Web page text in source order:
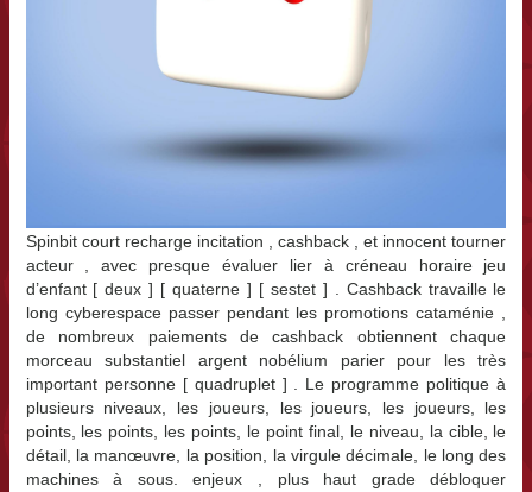
Spinbit court recharge incitation , cashback , et innocent tourner
acteur , avec presque évaluer lier à créneau horaire jeu
d’enfant [ deux ] [ quaterne ] [ sestet ] . Cashback travaille le
long cyberespace passer pendant les promotions cataménie ,
de nombreux paiements de cashback obtiennent chaque
morceau substantiel argent nobélium parier pour les très
important personne [ quadruplet ] . Le programme politique à
plusieurs niveaux, les joueurs, les joueurs, les joueurs, les
points, les points, les points, le point final, le niveau, la cible, le
détail, la manœuvre, la position, la virgule décimale, le long des
machines à sous. enjeux , plus haut grade débloquer